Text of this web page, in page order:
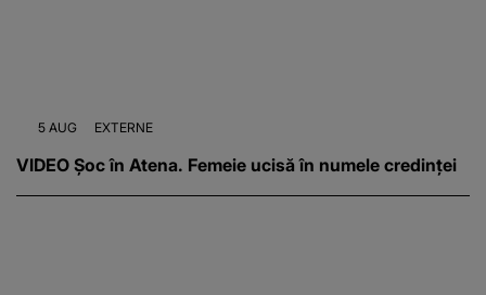
5 AUG EXTERNE
VIDEO Șoc în Atena. Femeie ucisă în numele credinței